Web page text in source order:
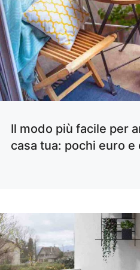
Il modo più facile per
casa tua: pochi euro e